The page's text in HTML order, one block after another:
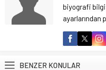
biyografi
ayarlarından
BENZER KONULAR